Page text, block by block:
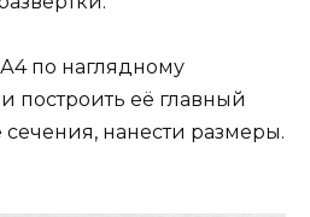
по наглядному
построить её главный
нанести размеры.